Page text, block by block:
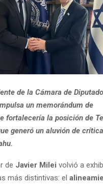
de la Cámara de
un memorándum de
fortalecería la posición de
generó un aluvión de
de Javier Milei volvió a
más distintivas: el